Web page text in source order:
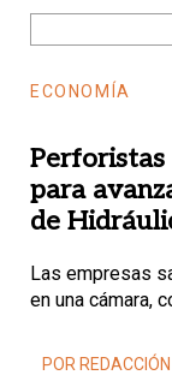
ECONOMÍA
Perforistas
para
de
Las empresas
en una cámara,
POR REDACCIÓN